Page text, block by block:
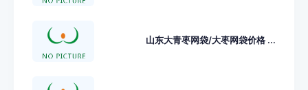
山东大青枣网袋/大枣网袋价格 ...